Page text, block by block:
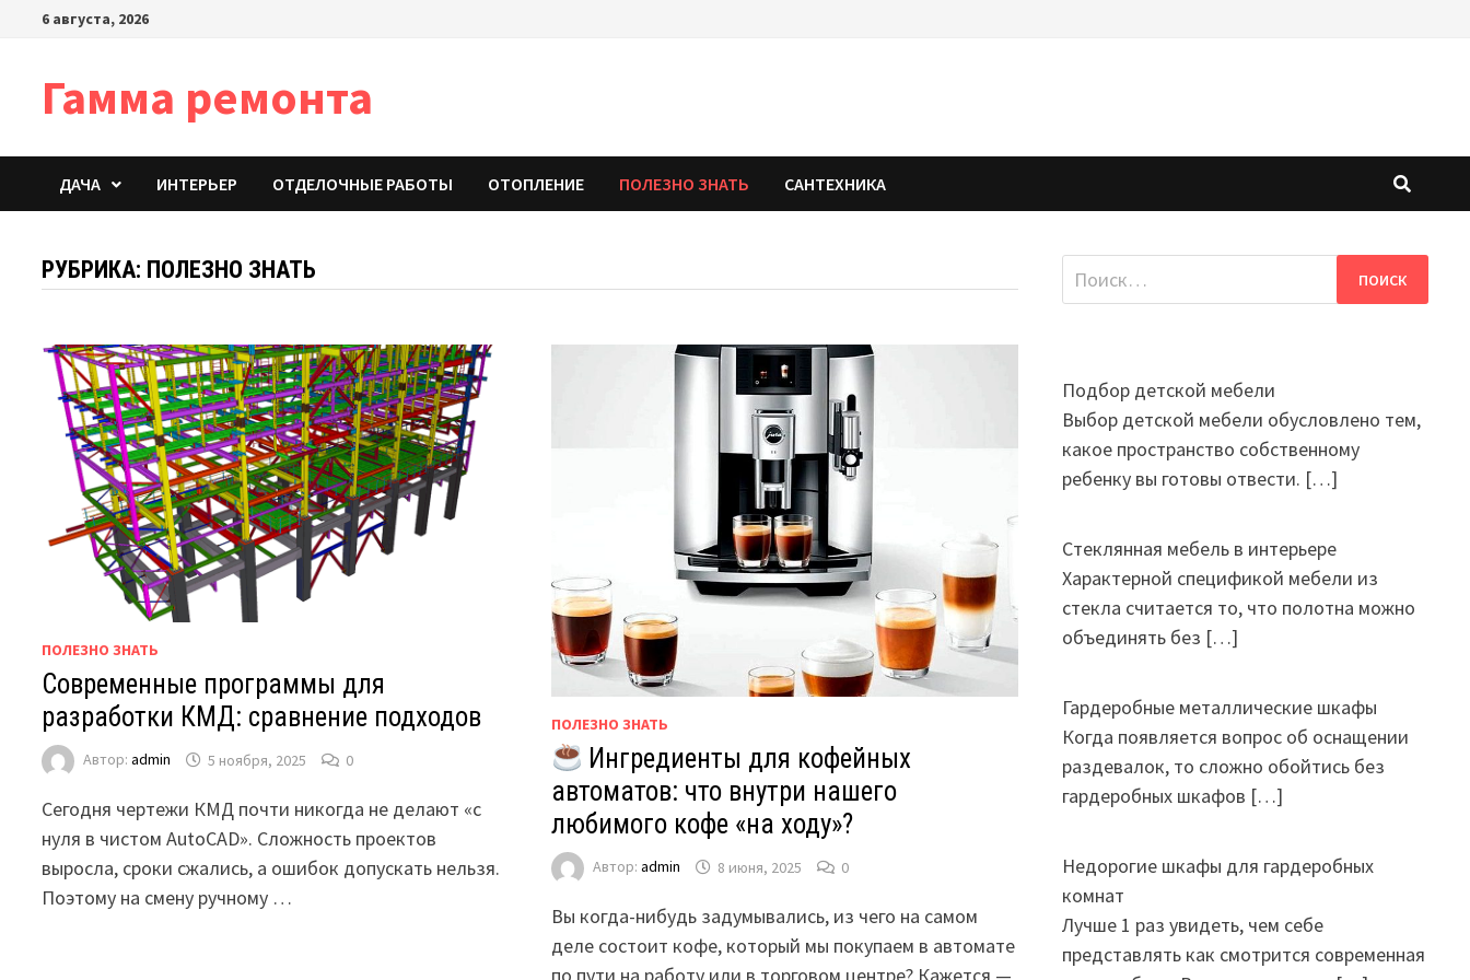
Перейти6 августа, 2026
Гамма ремонта
ДАЧА ИНТЕРЬЕР ОТДЕЛОЧНЫЕ РАБОТЫ ОТОПЛЕНИЕ ПОЛЕЗНО ЗНАТЬ САНТЕХНИКА
РУБРИКА: ПОЛЕЗНО ЗНАТЬ
ПОЛЕЗНО ЗНАТЬ
Современные программы для
разработки КМД: сравнение подходов
Автор:admin 5 ноября, 2025 0
Сегодня чертежи КМД почти никогда не делают «с
нуля в чистом AutoCAD». Сложность проектов
выросла, сроки сжались, а ошибок допускать нельзя.
Поэтому на смену ручному …
ПОЛЕЗНО ЗНАТЬ
Ингредиенты для кофейных
автоматов: что внутри нашего
любимого кофе «на ходу»?
Автор: admin 8 июня, 2025 0
Вы когда-нибудь задумывались, из чего на самом
деле состоит кофе, который мы покупаем в автомате
Найти:
Подбор детской мебели
Выбор детской мебели обусловлено тем,
какое пространство собственному
ребенку вы готовы отвести. […]
Стеклянная мебель в интерьере
Характерной спецификой мебели из
стекла считается то, что полотна можно
объединять без […]
Гардеробные металлические шкафы
Когда появляется вопрос об оснащении
раздевалок, то сложно обойтись без
гардеробных шкафов […]
Недорогие шкафы для гардеробных
комнат
Лучше 1 раз увидеть, чем себе
представлять как смотрится современная